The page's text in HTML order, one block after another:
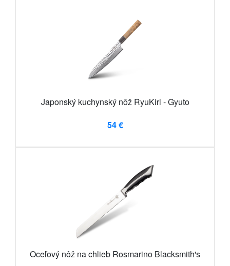
Japonský kuchynský nôž RyuKiri - Gyuto
54 €
Oceľový nôž na chlieb Rosmarino Blacksmith's